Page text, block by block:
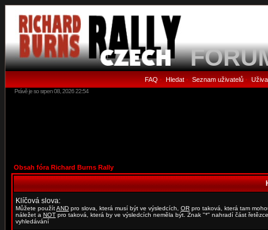
FAQ • Hledat• Seznam uživatelů•
Právě je so srpen 08, 2026 22:54
Obsah fóra Richard Burns Rally
Klíčová slova:
Můžete použítAND pro slova, která musí být ve výsledcích, OR pro taková, která tam
náležet a NOT pro taková, která by ve výsledcích neměla být. Znak "*" nahradí část
vyhledávání